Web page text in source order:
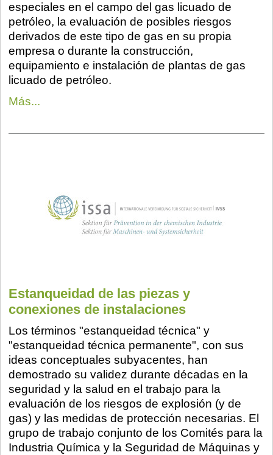
especiales en el campo del gas licuado de
petróleo, la evaluación de posibles riesgos
derivados de este tipo de gas en su propia
empresa o durante la construcción,
equipamiento e instalación de plantas de gas
licuado de petróleo.
Más...
Estanqueidad de las piezas y
conexiones de instalaciones
Los términos "estanqueidad técnica" y
"estanqueidad técnica permanente", con sus
ideas conceptuales subyacentes, han
demostrado su validez durante décadas en la
seguridad y la salud en el trabajo para la
evaluación de los riesgos de explosión (y de
gas) y las medidas de protección necesarias. El
grupo de trabajo conjunto de los Comités para la
Industria Química y la Seguridad de Máquinas y